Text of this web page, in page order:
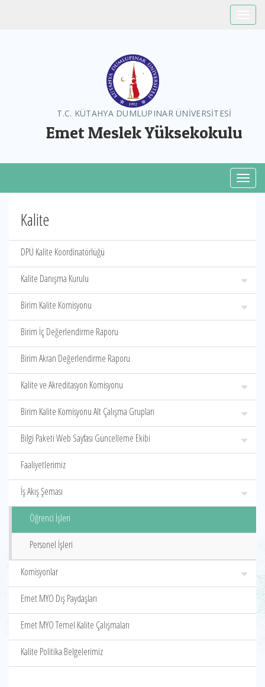
T.C. KÜTAHYA DUMLUPINAR ÜNİVERSİTESİ
Emet Meslek Yüksekokulu
Kalite
DPÜ Kalite Koordinatörlüğü
Kalite Danışma Kurulu
Birim Kalite Komisyonu
Birim İç Değerlendirme Raporu
Birim Akran Değerlendirme Raporu
Kalite ve Akreditasyon Komisyonu
Birim Kalite Komisyonu Alt Çalışma Grupları
Bilgi Paketi Web Sayfası Güncelleme Ekibi
Faaliyetlerimiz
İş Akış Şeması
Öğrenci İşleri
Personel İşleri
Komisyonlar
Emet MYO Dış Paydaşları
Emet MYO Temel Kalite Çalışmaları
Kalite Politika Belgelerimiz